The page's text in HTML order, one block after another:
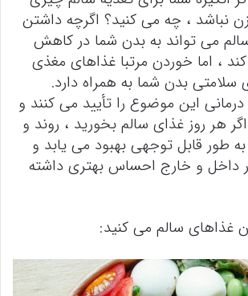
نباشد ، چه می کنید؟ اگرچه داشتن
می تواند به بدن شما در کاهش
، اما خوردن مرتبا غذاهای مغذی
سلامتی بدن شما به همراه دارد.
این موضوع را تأیید می کنند و
هر روز غذای سالم بخورید ، روند و
طور قابل توجهی بهبود می یابد و
و خارج احساس بهتری داشته